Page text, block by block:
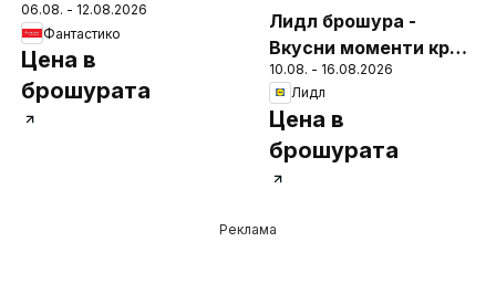
06.08. - 12.08.2026
Фантастико
Цена в
брошурата
Лидл брошура -
Вкусни моменти край
грила
10.08. - 16.08.2026
Лидл
Цена в
брошурата
Реклама